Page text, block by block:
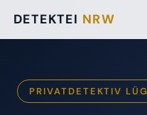
DETEKTEI NRW
PRIVATDETEKTIV